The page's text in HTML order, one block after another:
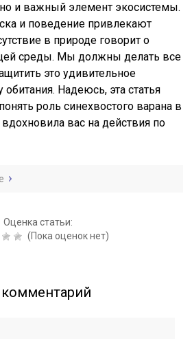
и важный элемент экосистемы.
и поведение привлекают
в природе говорит о
среды. Мы должны делать все
это удивительное
обитания. Надеюсь, эта статья
роль синехвостого варана в
вас на действия по
Оценка статьи:
(Пока оценок нет)